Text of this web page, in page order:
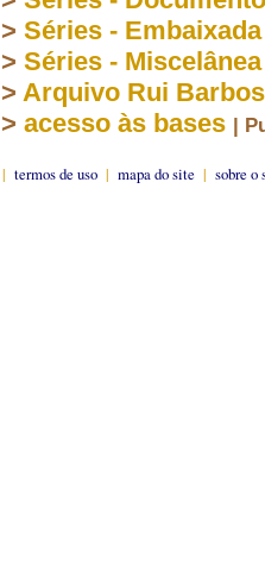
> Séries -
> Séries - Miscelânea
> Arquivo Rui
> acesso às bases |
| termos de uso | mapa do site | sobre o